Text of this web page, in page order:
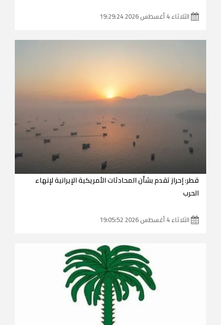
الثلاثاء 4 أغسطس 2026 19:29:24
قطر: إحراز تقدم بشأن المحادثات الأمريكية الإيرانية لإنهاء
الحرب
الثلاثاء 4 أغسطس 2026 19:05:52